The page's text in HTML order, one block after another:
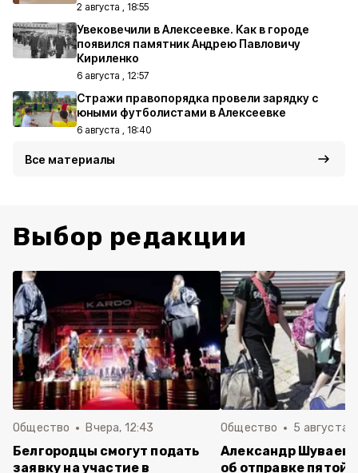
2 августа , 18:55
Увековечили в Алексеевке. Как в городе
появился памятник Андрею Павловичу
Кириленко
6 августа , 12:57
Стражи правопорядка провели зарядку с
юными футболистами в Алексеевке
6 августа , 18:40
Все материалы
Выбор редакции
Общество Вчера, 12:43
Белгородцы смогут подать
заявку на участие в
Общество 5 августа ,
Александр Шуваев
об отправке пятой